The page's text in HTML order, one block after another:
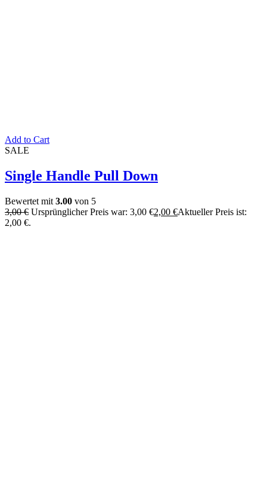
Add to Cart
SALE
Single Handle Pull Down
Bewertet mit 3.00 von 5
3,00€ Ursprünglicher Preis war: 3,00 €2,00 €Aktueller Preis ist:
2,00 €.